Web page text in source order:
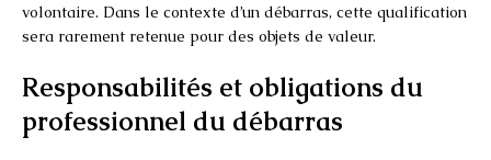
volontaire. Dans le contexte d’un débarras, cette qualification
sera rarement retenue pour des objets de valeur.
Responsabilités et obligations du
professionnel du débarras